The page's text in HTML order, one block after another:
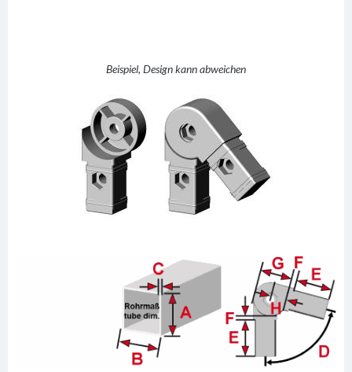
Beispiel, Design kann abweichen